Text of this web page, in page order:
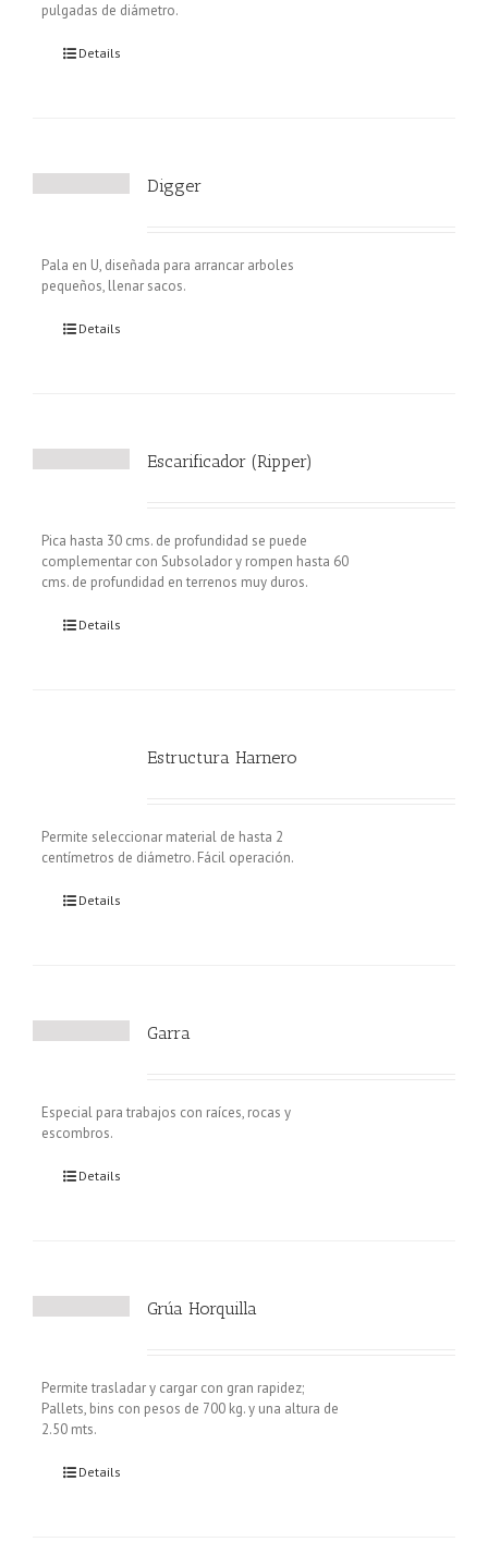
pulgadas de diámetro.
Details
Digger
Pala en U, diseñada para arrancar arboles
pequeños, llenar sacos.
Details
Escarificador (Ripper)
Pica hasta 30 cms. de profundidad se puede
complementar con Subsolador y rompen hasta 60
cms. de profundidad en terrenos muy duros.
Details
Estructura Harnero
Permite seleccionar material de hasta 2
centímetros de diámetro. Fácil operación.
Details
Garra
Especial para trabajos con raíces, rocas y
escombros.
Details
Grúa Horquilla
Permite trasladar y cargar con gran rapidez;
Pallets, bins con pesos de 700 kg. y una altura de
2.50 mts.
Details